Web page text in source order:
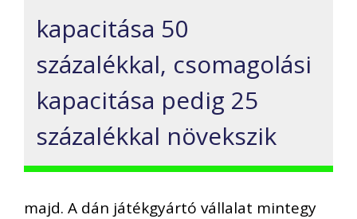
kapacitása 50
százalékkal, csomagolási
kapacitása pedig 25
százalékkal növekszik
majd. A dán játékgyártó vállalat mintegy